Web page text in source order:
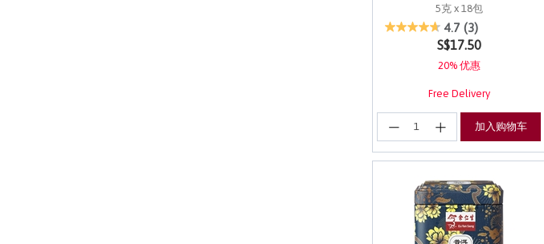
5克 x 18包
5 out of 5 Customer Rating
4.7 (3)
S$17.50
20% 优惠
Free Delivery
加入购物车